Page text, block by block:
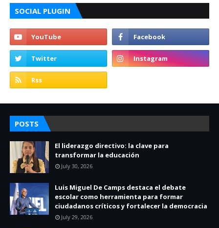
SOCIAL PLUGIN
POSTS
El liderazgo directivo: la clave para
transformar la educación
July 30, 2026
Luis Miguel De Camps destaca el debate
escolar como herramienta para formar
ciudadanos críticos y fortalecer la democracia
July 29, 2026